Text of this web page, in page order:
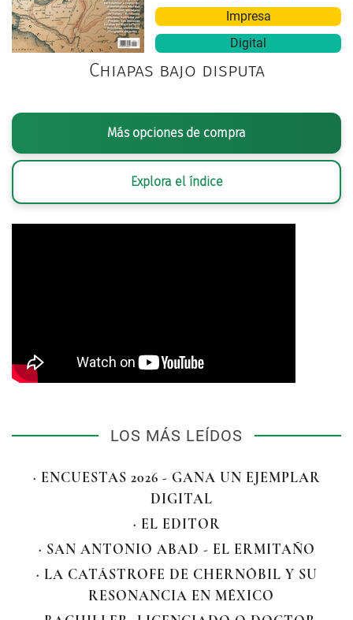
Impresa
Digital
Chiapas bajo disputa
Más opciones de compra
Explora el índice
LOS MÁS LEÍDOS
· ENCUESTAS 2026 - GANA UN EJEMPLAR
DIGITAL
· EL EDITOR
· SAN ANTONIO ABAD - EL ERMITAÑO
· LA CATÁSTROFE DE CHERNÓBIL Y SU
RESONANCIA EN MÉXICO